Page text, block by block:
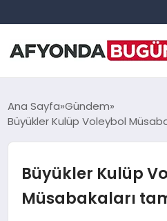
ANASAYFA
EĞITIM
Ana Sayfa Gündem
Büyükler Kulüp Voleybol
Büyükler Kulüp
Müsabakaları